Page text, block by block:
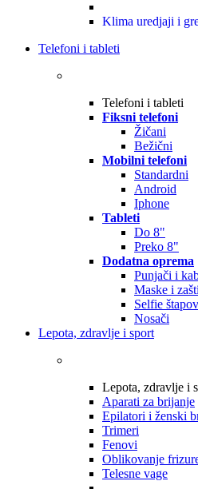
Klima uredjaji i
Telefoni i tableti
Telefoni i tableti
Fiksni telefoni
Žičani
Bežični
Mobilni telefoni
Standardni
Android
Iphone
Tableti
Do 8"
Preko 8"
Dodatna oprema
Punjači i
Maske i
Selfie
Nosači
Lepota, zdravlje i sport
Lepota, zdravlje i
Aparati za brijanje
Epilatori i ženski
Trimeri
Fenovi
Oblikovanje
Telesne vage